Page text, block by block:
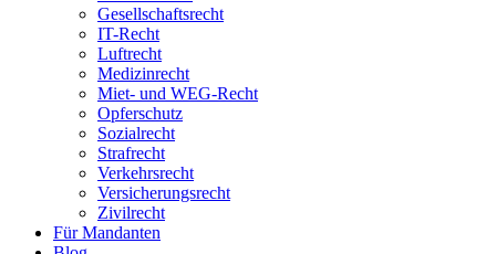
Gesellschaftsrecht
IT-Recht
Luftrecht
Medizinrecht
Miet- und WEG-Recht
Opferschutz
Sozialrecht
Strafrecht
Verkehrsrecht
Versicherungsrecht
Zivilrecht
Für Mandanten